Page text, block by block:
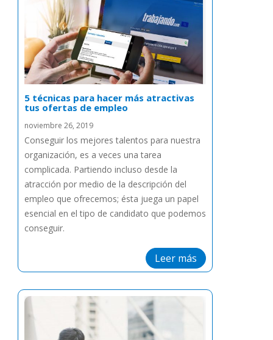
5 técnicas para hacer más atractivas
tus ofertas de empleo
noviembre 26, 2019
Conseguir los mejores talentos para nuestra
organización, es a veces una tarea
complicada. Partiendo incluso desde la
atracción por medio de la descripción del
empleo que ofrecemos; ésta juega un papel
esencial en el tipo de candidato que podemos
conseguir.
Leer más